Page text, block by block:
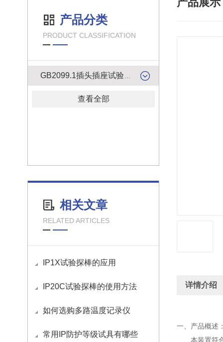
产品分类
PRODUCT CLASSIFICATION
查看全部
相关文章
RELATED ARTICLES
IP1X试验探棒的应用
IP20C试验探棒的使用方法
如何选购多路温度记录仪
常用IP防护等级试具有哪些
详情介绍
一、产品概述
本装置符